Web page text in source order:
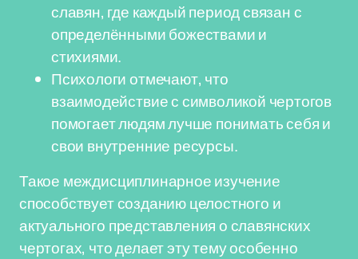
славян, где каждый период связан с
определёнными божествами и
стихиями.
Психологи отмечают, что
взаимодействие с символикой чертогов
помогает людям лучше понимать себя и
свои внутренние ресурсы.
Такое междисциплинарное изучение
способствует созданию целостного и
актуального представления о славянских
чертогах, что делает эту тему особенно